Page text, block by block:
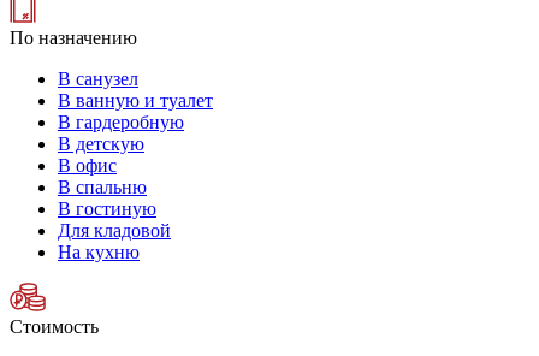
По назначению
В санузел
В ванную и туалет
В гардеробную
В детскую
В офис
В спальню
В гостиную
Для кладовой
На кухню
Стоимость